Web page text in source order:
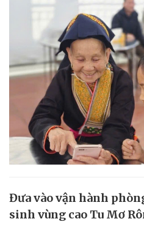
Đưa vào vận hành
sinh vùng cao Tu Mơ